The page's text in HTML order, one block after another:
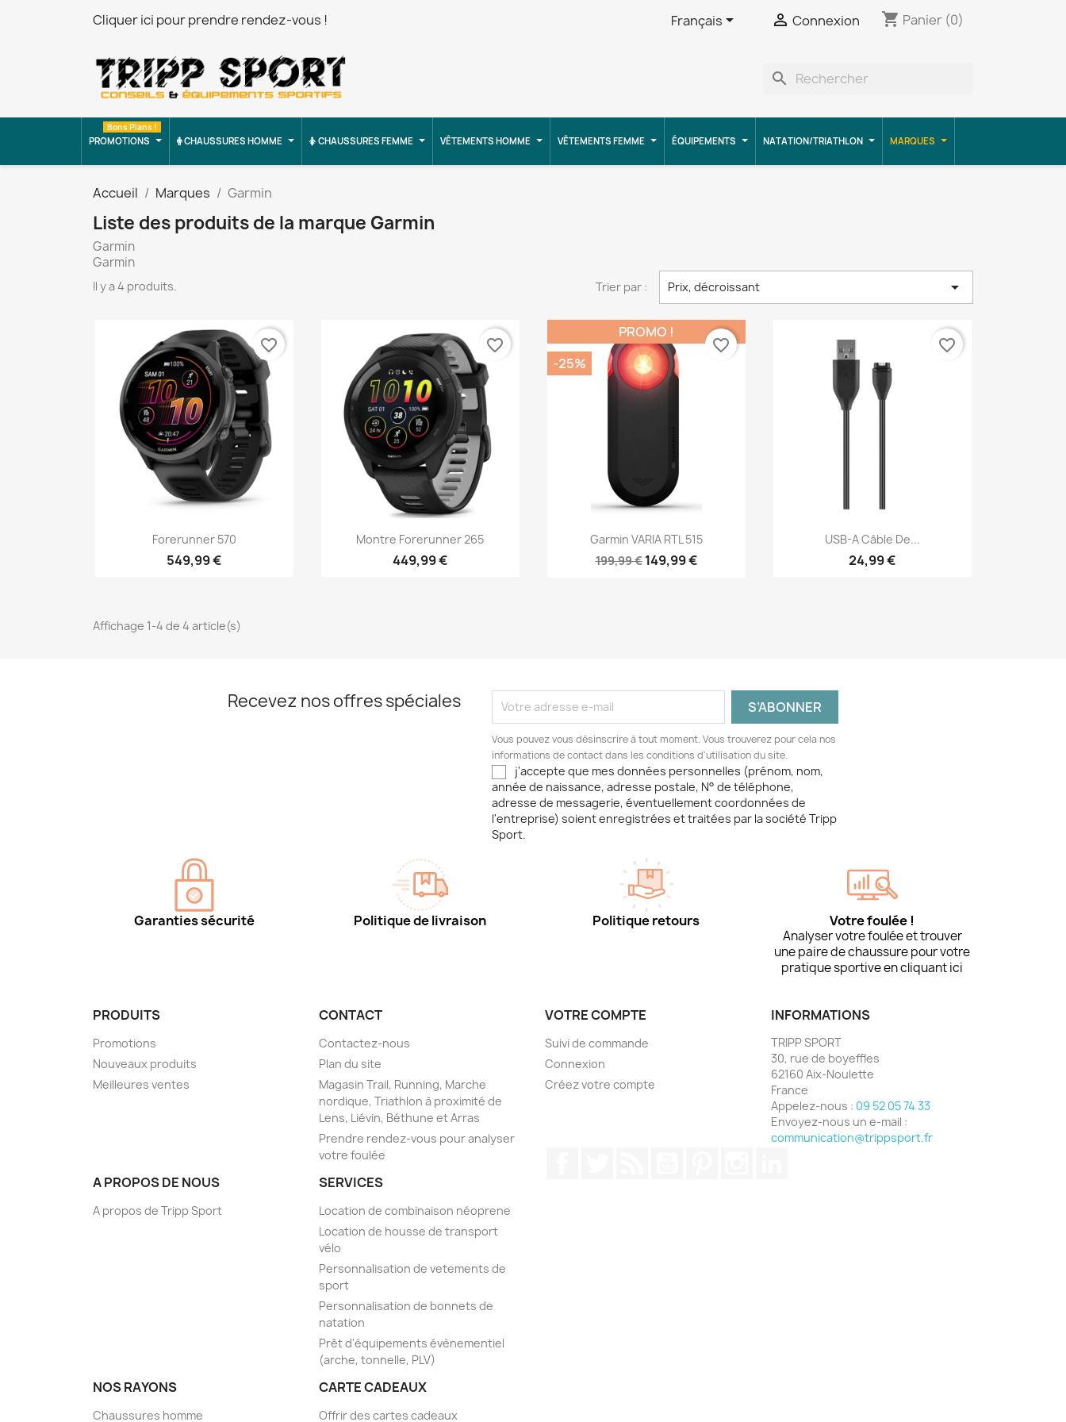
Cliquer ici pour prendre rendez-vous ! Français  Connexion shopping_cart Panier (0)
search
PROMOTIONS
Bons Plans !
CHAUSSURES HOMME CHAUSSURES FEMME VÊTEMENTS HOMME VÊTEMENTS FEMME ÉQUIPEMENTS NATATION/TRIATHLON MARQUES
Accueil Marques Garmin
Liste des produits de la marque Garmin
Garmin
Garmin
Il y a 4 produits. Trier par : Prix, décroissant 
Aperçu rapide
Forerunner 570
549,99 €
favorite_border
Aperçu rapide
Montre Forerunner 265
449,99 €
favorite_border
Aperçu rapide
Garmin VARIA RTL 515
199,99 € 149,99 €
PROMO !
-25%
favorite_border
Aperçu rapide
USB-A Câble De...
24,99 €
favorite_border
Affichage 1-4 de 4 article(s)
Recevez nos offres spéciales
Vous pouvez vous désinscrire à tout moment. Vous trouverez pour cela nos
informations de contact dans les conditions d'utilisation du site.
j'accepte que mes données personnelles (prénom, nom,
année de naissance, adresse postale, N° de téléphone,
adresse de messagerie, éventuellement coordonnées de
l'entreprise) soient enregistrées et traitées par la société Tripp
Sport.
Garanties sécurité Politique de livraison Politique retours Votre foulée !
Analyser votre foulée et trouver
une paire de chaussure pour votre
pratique sportive en cliquant ici
PRODUITS
Promotions
Nouveaux produits
Meilleures ventes
CONTACT
Contactez-nous
Plan du site
Magasin Trail, Running, Marche
nordique, Triathlon à proximité de
Lens, Liévin, Béthune et Arras
Prendre rendez-vous pour analyser
votre foulée
A PROPOS DE NOUS
A propos de Tripp Sport
SERVICES
Location de combinaison néoprene
Location de housse de transport
vélo
Personnalisation de vetements de
sport
Personnalisation de bonnets de
natation
Prêt d'équipements évènementiel
(arche, tonnelle, PLV)
NOS RAYONS
Chaussures homme
CARTE CADEAUX
Offrir des cartes cadeaux
VOTRE COMPTE
Suivi de commande
Connexion
Créez votre compte
INFORMATIONS
TRIPP SPORT
30, rue de boyeffles
62160 Aix-Noulette
France
Appelez-nous : 09 52 05 74 33
Envoyez-nous un e-mail :
communication@trippsport.fr